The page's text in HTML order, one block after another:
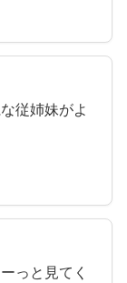
従姉妹がよ
っと見てく